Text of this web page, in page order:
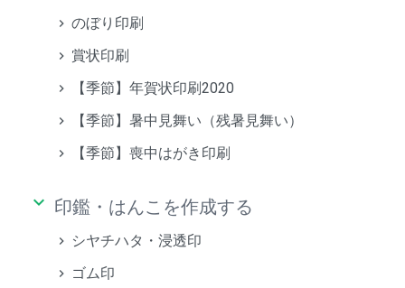
のぼり印刷
賞状印刷
【季節】年賀状印刷2020
【季節】暑中見舞い（残暑見舞い）
【季節】喪中はがき印刷
keyboard_arrow_down 印鑑・はんこを作成する
シヤチハタ・浸透印
ゴム印